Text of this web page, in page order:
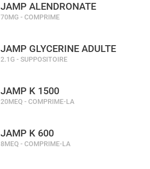
JAMP ALENDRONATE
70MG - COMPRIME
JAMP GLYCERINE ADULTE
2.1G - SUPPOSITOIRE
JAMP K 1500
20MEQ - COMPRIME-LA
JAMP K 600
8MEQ - COMPRIME-LA